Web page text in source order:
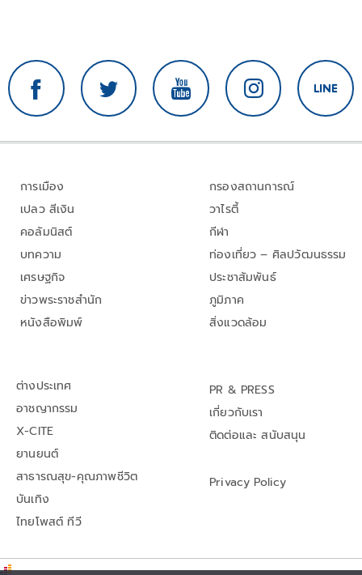
การเมือง
เปลว สีเงิน
คอลัมนิสต์
บทความ
เศรษฐกิจ
ข่าวพระราชสำนัก
หนังสือพิมพ์
กรองสถานการณ์
วาไรตี้
กีฬา
ท่องเที่ยว – ศิลปวัฒนธรรม
ประชาสัมพันธ์
ภูมิภาค
สิ่งแวดล้อม
ต่างประเทศ
อาชญากรรม
X-CITE
ยานยนต์
สาธารณสุข-คุณภาพชีวิต
บันเทิง
ไทยโพสต์ ทีวี
PR & PRESS
เกี่ยวกับเรา
ติดต่อและ สนับสนุน
Privacy Policy